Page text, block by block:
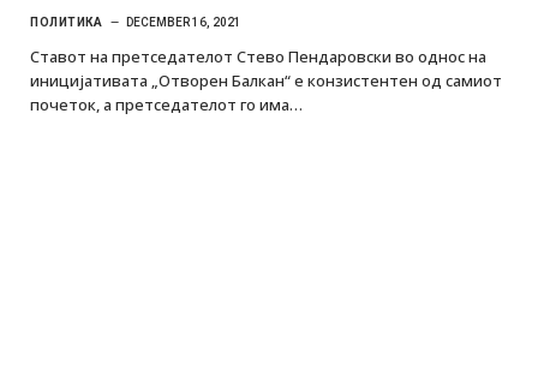
ПОЛИТИКА DECEMBER 16, 2021
Ставот на претседателот Стево Пендаровски во однос на
иницијативата „Отворен Балкан“ е конзистентен од самиот
почеток, а претседателот го има…